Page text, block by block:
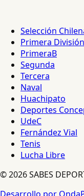
Selección
Primera División
PrimeraB
Segunda
Tercera
Naval
Huachipato
Deportes
UdeC
Fernández Vial
Tenis
Lucha Libre
© 2026 SABES